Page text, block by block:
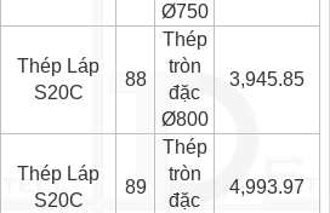
Ø750
Thép Láp
S20C
88
Thép
tròn
đặc
Ø800
3,945.85
Thép Láp
S20C
89
Thép
tròn
đặc
4,993.97